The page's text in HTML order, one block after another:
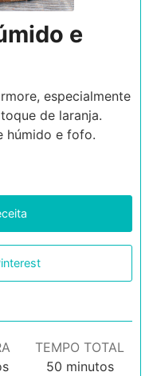
e
especialmente
de laranja.
húmido e fofo.
TEMPO TOTAL
50minutos
minutos